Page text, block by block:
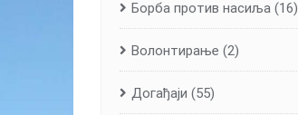
Борба против насиља (16)
Волонтирање (2)
Догађаји (55)